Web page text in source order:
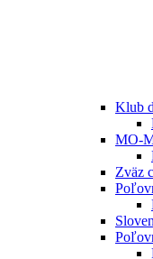
Klub
MO-
Zväz